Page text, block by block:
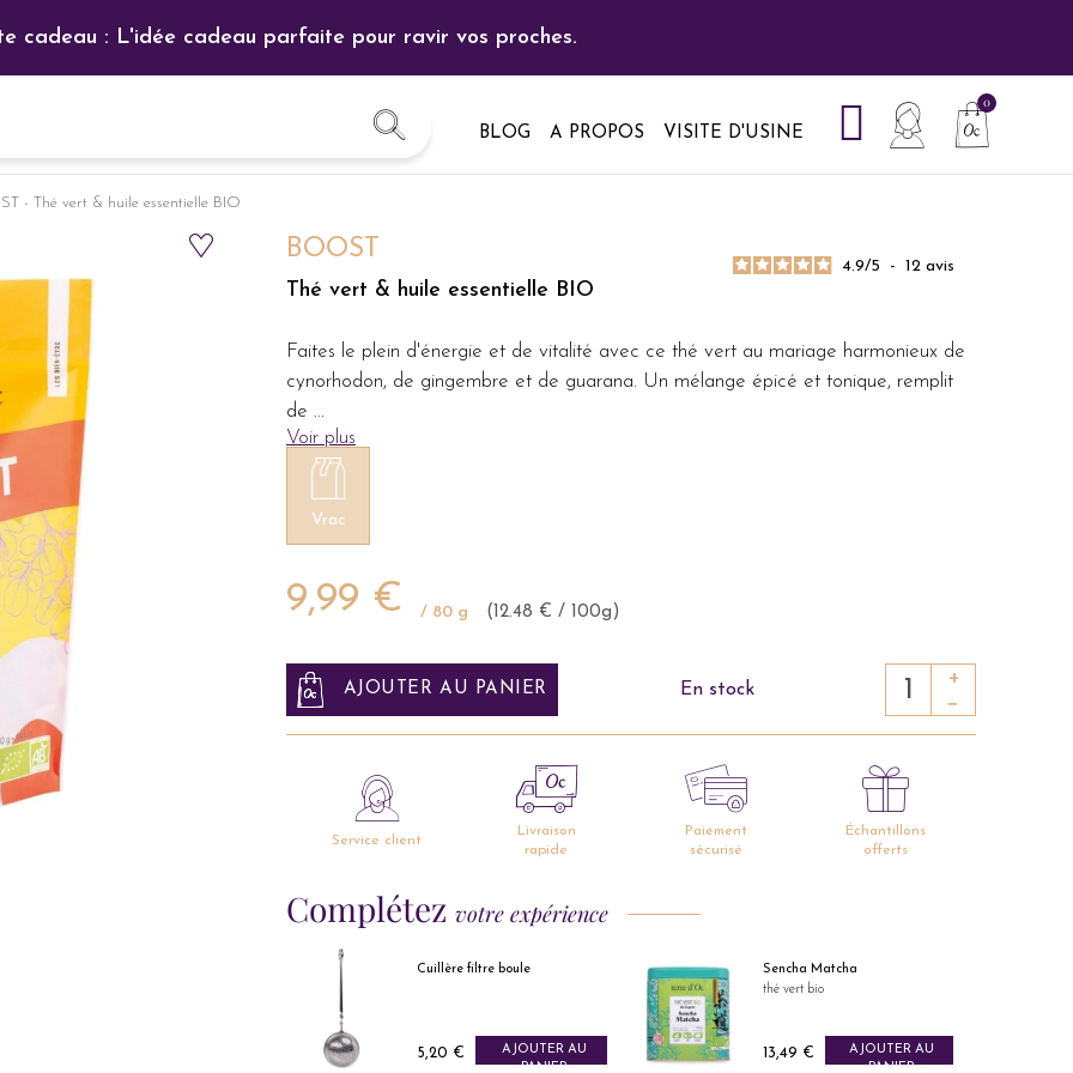
cadeau : L'idée cadeau parfaite pour ravir vos proches.
BLOG A PROPOS VISITE D'USINE
- Thé vert & huile essentielle BIO
BOOST
Thé vert & huile essentielle BIO
4.9/5 - 12 avis
Faites le plein d'énergie et de vitalité avec ce thé vert au mariage harmonieux de
cynorhodon, de gingembre et de guarana. Un mélange épicé et tonique, remplit
de ...
Voir plus
Vrac
9,99 € / 80 g (12.48 € / 100g)
AJOUTER AU PANIER En stock
+
−
Service client
Livraison
rapide
Paiement
sécurisé
Échantillons
offerts
Complétez votre expérience
Sencha Matcha
Prix
13,49 €
AJOUTER AU
PANIER
La Vie est Belle
chanvre & thé vert framboise BIO
Prix
8,99 €
AJOUTER AU
PANIER